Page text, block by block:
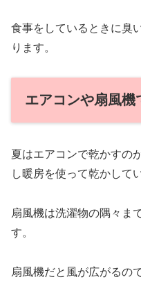
食事をしているときに臭
ります。
エアコンや扇風機
夏はエアコンで乾かすの
し暖房を使って乾かして
扇風機は洗濯物の隅々ま
す。
扇風機だと風が広がるの